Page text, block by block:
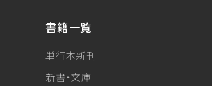
書籍一覧
単行本新刊
新書・文庫